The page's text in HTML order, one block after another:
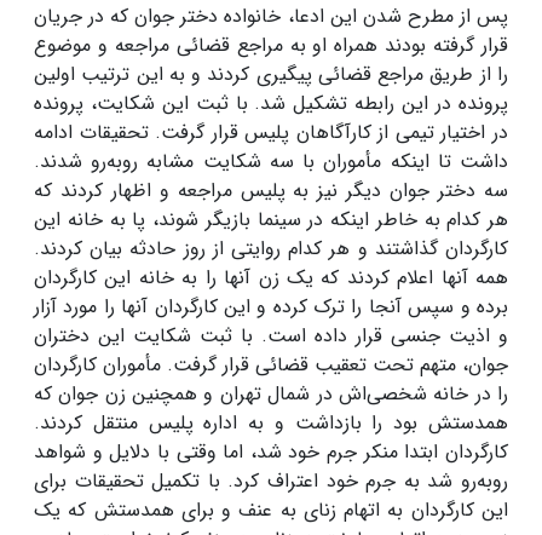
پس از مطرح شدن این ادعا، خانواده دختر جوان که در جریان
قرار گرفته بودند همراه او به مراجع قضائی مراجعه و موضوع
را از طریق مراجع قضائی پیگیری کردند‌ و به این ترتیب اولین
پرونده‌ در این رابطه تشکیل شد. با ثبت این شکایت، پرونده
در اختیار تیمی از کارآگاهان پلیس قرار گرفت. تحقیقات ادامه
داشت تا اینکه مأموران با سه شکایت مشابه روبه‌رو شدند.
سه دختر جوان دیگر نیز به پلیس مراجعه و اظهار کردند که
هر کدام به خاطر اینکه در سینما بازیگر شوند، پا به خانه این
کارگردان گذاشتند و هر کدام روایتی از روز حادثه بیان کردند.
همه آنها اعلام کردند که یک زن آنها را به خانه این کارگردان
برده و سپس آنجا را ترک کرده و این کارگردان آنها را مورد آزار
و اذیت جنسی قرار داده است. با ثبت شکایت این دختران
جوان، متهم تحت تعقیب قضائی قرار گرفت. مأموران کارگردان
را در خانه شخصی‌اش در شمال تهران و همچنین زن جوان که
همدستش بود را بازداشت و به اداره پلیس منتقل کردند.
کارگردان ابتدا منکر جرم خود شد، اما وقتی با دلایل و شواهد
روبه‌رو شد به جرم خود اعتراف کرد. با تکمیل تحقیقات برای
این کارگردان به اتهام زنای به عنف و برای همدستش که یک